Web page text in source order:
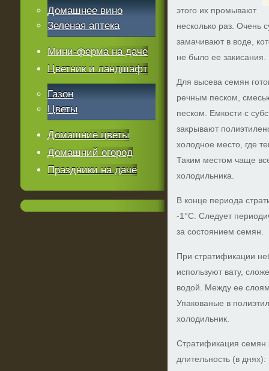
этого их промывают
несколько раз. Очень
замачивают в воде,
не было ее закисания.
Для высева семян
речным песком,
песком. Емкости с
закрывают
холодное место, где
Таким местом чаще
холодильника.
В конце периода
-1°С. Следует
за состоянием семян.
При стратификации
используют вату,
водой. Между ее
Упакованые в
холодильник.
Стратификация семян
длительность (в днях):
Домашнее вино
Зеленая аптека
Мини-ферма на даче
Цветник и ландшафт
Газон
Цветы
Домашние цветы
Домашний огород
Праздники на даче